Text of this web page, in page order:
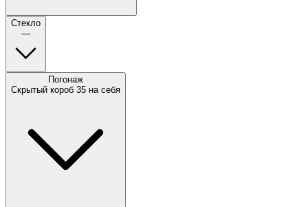
Стекло
—
Погонаж
Скрытый короб 35 на себя